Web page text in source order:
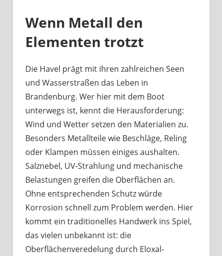
mit
tun?
Wenn Metall den
Elementen trotzt
Die Havel prägt mit ihren zahlreichen Seen
und Wasserstraßen das Leben in
Brandenburg. Wer hier mit dem Boot
unterwegs ist, kennt die Herausforderung:
Wind und Wetter setzen den Materialien zu.
Besonders Metallteile wie Beschläge, Reling
oder Klampen müssen einiges aushalten.
Salznebel, UV-Strahlung und mechanische
Belastungen greifen die Oberflächen an.
Ohne entsprechenden Schutz würde
Korrosion schnell zum Problem werden. Hier
kommt ein traditionelles Handwerk ins Spiel,
das vielen unbekannt ist: die
Oberflächenveredelung durch Eloxal-